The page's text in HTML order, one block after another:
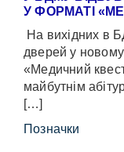
У ФОРМАТІ
На вихідних в
дверей у
«Медичний
майбутнім
[…]
Позначки